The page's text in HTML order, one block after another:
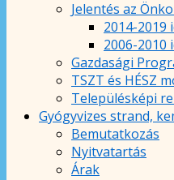
Jelentés az
2014-2019
2006-2010
Gazdasági
TSZT és HÉSZ
Településképi
Gyógyvizes strand,
Bemutatkozás
Nyitvatartás
Árak